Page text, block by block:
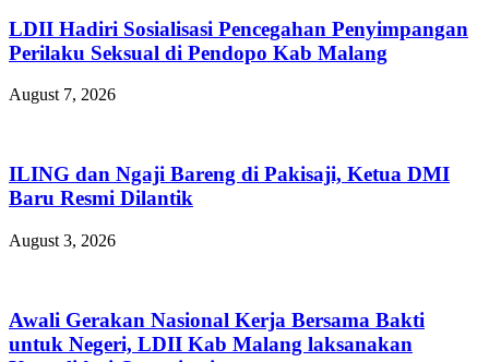
LDII Hadiri Sosialisasi Pencegahan Penyimpangan
Perilaku Seksual di Pendopo Kab Malang
August 7, 2026
ILING dan Ngaji Bareng di Pakisaji, Ketua DMI
Baru Resmi Dilantik
August 3, 2026
Awali Gerakan Nasional Kerja Bersama Bakti
untuk Negeri, LDII Kab Malang laksanakan